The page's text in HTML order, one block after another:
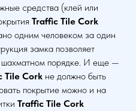
средства (клей или
Traffic Tile Cork
одним человеком за один
замка позволяет
шахматном порядке. И еще —
Tile Cork не должно быть
покрытие можно и на
Traffic Tile Cork